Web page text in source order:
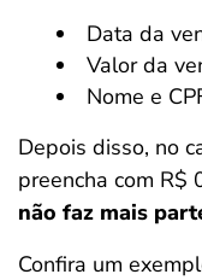
Data da
Valor da
Nome e
Depois disso, no
preencha com R$
não faz mais
Confira um